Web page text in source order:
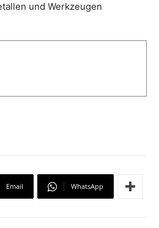
und Werkzeugen
Email WhatsApp